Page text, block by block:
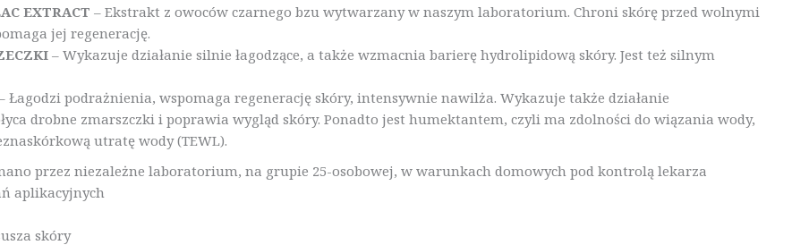
EXTRACT – Ekstrakt z owoców czarnego bzu wytwarzany w naszym laboratorium. Chroni skórę przed wolnymi
jej regenerację.
– Wykazuje działanie silnie łagodzące, a także wzmacnia barierę hydrolipidową skóry. Jest też silnym
Łagodzi podrażnienia, wspomaga regenerację skóry, intensywnie nawilża. Wykazuje także działanie
drobne zmarszczki i poprawia wygląd skóry. Ponadto jest humektantem, czyli ma zdolności do wiązania wody,
utratę wody (TEWL).
przez niezależne laboratorium, na grupie 25-osobowej, w warunkach domowych pod kontrolą lekarza
aplikacyjnych
skóry